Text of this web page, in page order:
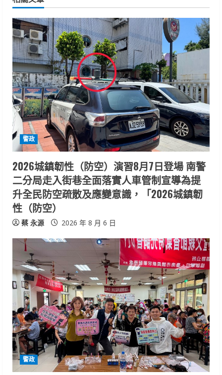
u
e
R
e
a
d
i
n
g
警政
2026城鎮韌性（防空）演習8月7日登場 南警
二分局走入街巷全面落實人車管制宣導為提
升全民防空疏散及應變意識，「2026城鎮韌
性（防空）
蔡 永源 2026 年 8 月 6 日
警政